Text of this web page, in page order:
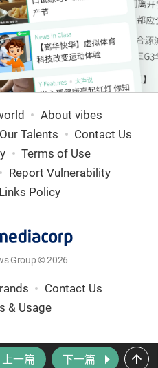
About vibes
Our Talents
Contact Us
Terms of Use
Report Vulnerability
Policy
上一篇 下一篇
Group © 2026
Contact Us
& Usage